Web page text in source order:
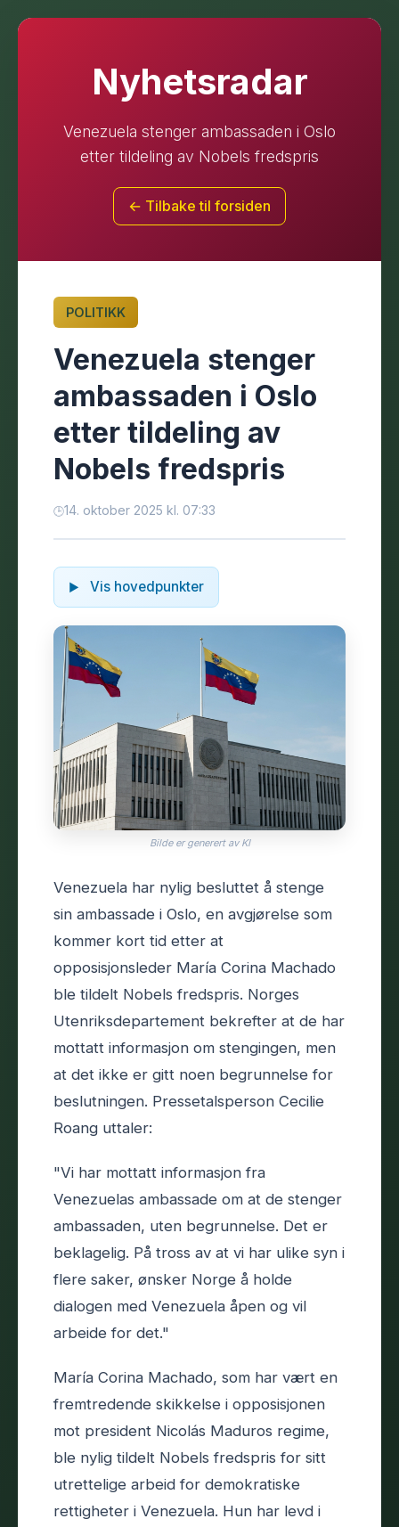
Nyhetsradar
Venezuela stenger ambassaden i Oslo
etter tildeling av Nobels fredspris
← Tilbake til forsiden
POLITIKK
Venezuela stenger
ambassaden i Oslo
etter tildeling av
Nobels fredspris
14. oktober 2025 kl. 07:33
Vis hovedpunkter
Bilde er generert av KI
Venezuela har nylig besluttet å stenge
sin ambassade i Oslo, en avgjørelse som
kommer kort tid etter at
opposisjonsleder María Corina Machado
ble tildelt Nobels fredspris. Norges
Utenriksdepartement bekrefter at de har
mottatt informasjon om stengingen, men
at det ikke er gitt noen begrunnelse for
beslutningen. Pressetalsperson Cecilie
Roang uttaler:
"Vi har mottatt informasjon fra
Venezuelas ambassade om at de stenger
ambassaden, uten begrunnelse. Det er
beklagelig. På tross av at vi har ulike syn i
flere saker, ønsker Norge å holde
dialogen med Venezuela åpen og vil
arbeide for det."
María Corina Machado, som har vært en
fremtredende skikkelse i opposisjonen
mot president Nicolás Maduros regime,
ble nylig tildelt Nobels fredspris for sitt
utrettelige arbeid for demokratiske
rettigheter i Venezuela. Hun har levd i